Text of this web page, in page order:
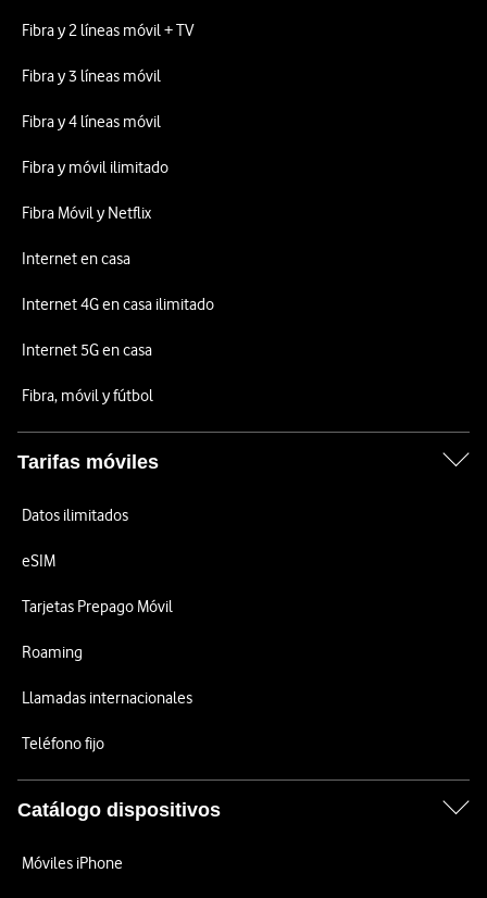
Fibra y 2 líneas móvil + TV
Fibra y 3 líneas móvil
Fibra y 4 líneas móvil
Fibra y móvil ilimitado
Fibra Móvil y Netflix
Internet en casa
Internet 4G en casa ilimitado
Internet 5G en casa
Fibra, móvil y fútbol
Tarifas móviles
Datos ilimitados
eSIM
Tarjetas Prepago Móvil
Roaming
Llamadas internacionales
Teléfono fijo
Catálogo dispositivos
Móviles iPhone